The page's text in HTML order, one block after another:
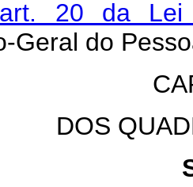
20 da Lei
Geral do
DOS